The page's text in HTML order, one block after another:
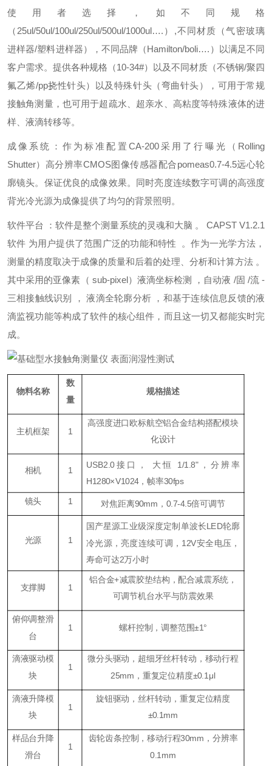
使用者选择，如不同规格
（25ul/50ul/100ul/250ul/500ul/1000ul….）,不同材质（气密玻璃
进样器/塑料进样器），不同品牌（Hamilton/boli….）以满足不同
客户需求。提供各种规格（10-34#）以及不同材质（不锈钢/聚四
氟乙烯/pp挠性针头）以及特殊针头（弯曲针头），可用于常规
接触角测量，也可用于超疏水、超亲水、高粘度等特殊液体的进
样、液滴转移等。
成像系统：作为标准配置CA-200采用了行曝光（Rolling
Shutter）高分辨率CMOS图像传感器配合pomeas0.7-4.5远心轮
廓镜头。保证优良的成像效果。同时亮度连续数字可调的高强度
背光冷光源为成像提供了均匀的背景照明。
软件平台 ：软件是整个测量系统的灵魂和大脑 。 CAPST V1.2.1
软件 为用户提供了范围广泛的功能和特性 。作为一光学方法，
测量的精度取决于成像的质量和后着的处理、分析和计算方法 。
其中采用的亚像素（ sub-pixel）液滴坐标检测 ，自动液 /固 /流 -
三相接触线识别 ， 液滴全轮廓分析 ，和基于连续信息反馈的液
滴监视功能等构成了软件的核心组件，而且这一切又都能实时完
成。
物料名称
数
量
规格描述
主机框架 1
高强度进口欧标航空铝合金结构搭配模块
化设计
相机 1
USB2.0接口， 大恒 1/1.8"， 分辨率
H1280×V1024，帧率30fps
镜头 1 对焦距离90mm， 0.7-4.5倍可调节
光源 1
国产星源工业级深度定制单波长LED轮廓
冷光源，亮度连续可调， 12V安全电压，
寿命可达2万小时
支撑脚 1
铝合金+减震胶垫结构，配合减震系统，
可调节机台水平与防震效果
俯仰调整滑
台
1 螺杆控制，调整范围±1°
滴液驱动模
块
1
微分头驱动，超细牙丝杆转动，移动行程
25mm，重复定位精度±0.1μl
滴液升降模
块
1
旋钮驱动，丝杆转动，重复定位精度
±0.1mm
样品台升降
滑台
1
齿轮齿条控制，移动行程30mm，分辨率
0.1mm